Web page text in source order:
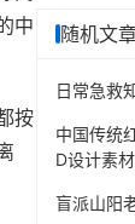
中
按
随机文
日常急救
中国传统
D设计素材
盲派山阳